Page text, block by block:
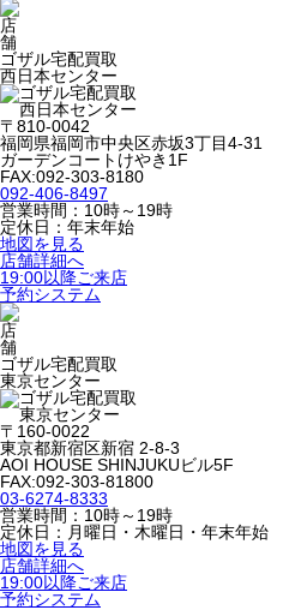
ゴザル宅配買取
西日本センター
〒810-0042
福岡県福岡市中央区赤坂3丁目4-31
ガーデンコートけやき1F
FAX:092-303-8180
092-406-8497
営業時間：10時～19時
定休日：年末年始
地図を見る
店舗詳細へ
19:00以降ご来店
予約システム
ゴザル宅配買取
東京センター
〒160-0022
東京都新宿区新宿 2-8-3
AOI HOUSE SHINJUKUビル5F
FAX:092-303-81800
03-6274-8333
営業時間：10時～19時
定休日：月曜日・木曜日・年末年始
地図を見る
店舗詳細へ
19:00以降ご来店
予約システム